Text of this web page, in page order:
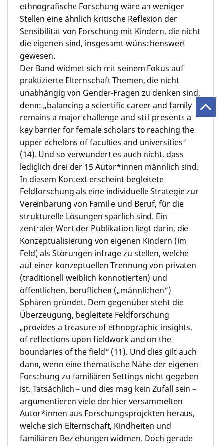
ethnografische Forschung wäre an wenigen
Stellen eine ähnlich kritische Reflexion der
Sensibilität von Forschung mit Kindern, die nicht
die eigenen sind, insgesamt wünschenswert
gewesen.
Der Band widmet sich mit seinem Fokus auf
praktizierte Elternschaft Themen, die nicht
unabhängig von Gender-Fragen zu denken sind,
denn: „balancing a scientific career and family
remains a major challenge and still presents a
key barrier for female scholars to reaching the
upper echelons of faculties and universities“
(14). Und so verwundert es auch nicht, dass
lediglich drei der 15 Autor*innen männlich sind.
In diesem Kontext erscheint begleitete
Feldforschung als eine individuelle Strategie zur
Vereinbarung von Familie und Beruf, für die
strukturelle Lösungen spärlich sind. Ein
zentraler Wert der Publikation liegt darin, die
Konzeptualisierung von eigenen Kindern (im
Feld) als Störungen infrage zu stellen, welche
auf einer konzeptuellen Trennung von privaten
(traditionell weiblich konnotierten) und
öffentlichen, beruflichen („männlichen“)
Sphären gründet. Dem gegenüber steht die
Überzeugung, begleitete Feldforschung
„provides a treasure of ethnographic insights,
of reflections upon fieldwork and on the
boundaries of the field“ (11). Und dies gilt auch
dann, wenn eine thematische Nähe der eigenen
Forschung zu familiären Settings nicht gegeben
ist. Tatsächlich – und dies mag kein Zufall sein –
argumentieren viele der hier versammelten
Autor*innen aus Forschungsprojekten heraus,
welche sich Elternschaft, Kindheiten und
familiären Beziehungen widmen. Doch gerade